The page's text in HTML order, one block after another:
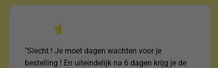
"Slecht ! Je moet dagen wachten voor je
bestelling ! En uiteindelijk na 6 dagen krijg je de